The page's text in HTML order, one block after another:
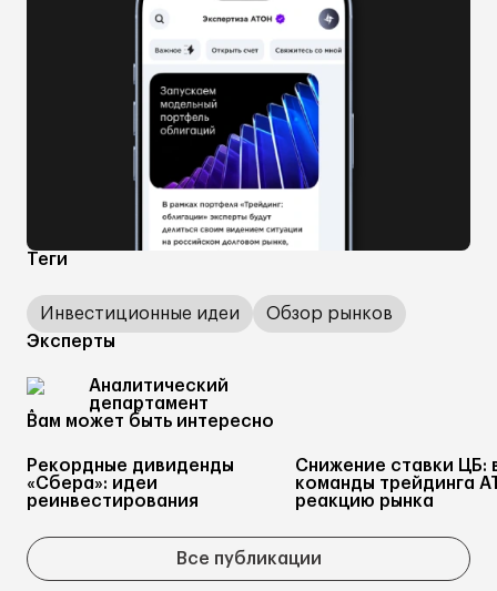
Теги
Инвестиционные идеи
Обзор рынков
Эксперты
Аналитический
департамент
Вам может быть интересно
Рекордные дивиденды
«Сбера»: идеи
реинвестирования
Снижение ставки ЦБ:
команды трейдинга
реакцию рынка
Все публикации